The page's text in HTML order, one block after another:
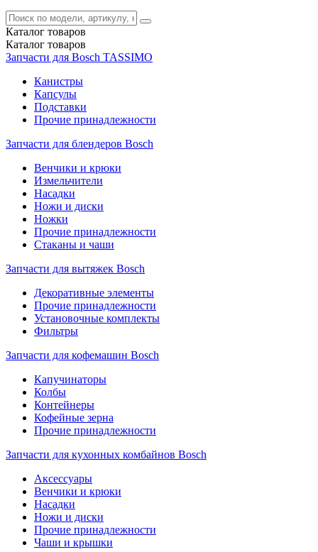
Каталог товаров
Каталог товаров
Запчасти для Bosch TASSIMO
Канистры
Капсулы
Подставки
Прочие принадлежности
Запчасти для блендеров Bosch
Венчики и крюки
Измельчители
Насадки
Ножи и диски
Ножки
Прочие принадлежности
Стаканы и чаши
Запчасти для вытяжек Bosch
Декоративные элементы
Прочие принадлежности
Установочные комплекты
Фильтры
Запчасти для кофемашин Bosch
Капучинаторы
Колбы
Контейнеры
Кофейные зерна
Прочие принадлежности
Запчасти для кухонных комбайнов Bosch
Аксессуары
Венчики и крюки
Насадки
Ножи и диски
Прочие принадлежности
Чаши и крышки